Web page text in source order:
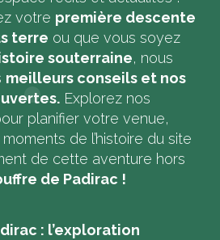
votre première descente
terre ou que vous soyez
souterraine, nous
meilleurs conseils et nos
Explorez nos
planifier votre venue,
de l’histoire du site
de cette aventure hors
de Padirac !
: l’exploration